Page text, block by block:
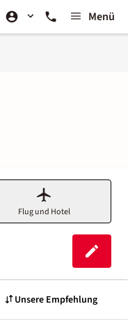
Menü
Flug und Hotel
Unsere Empfehlung